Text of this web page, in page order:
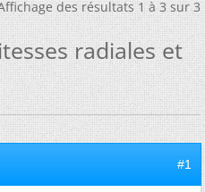
des résultats 1 à 3 sur 3
radiales et
#1